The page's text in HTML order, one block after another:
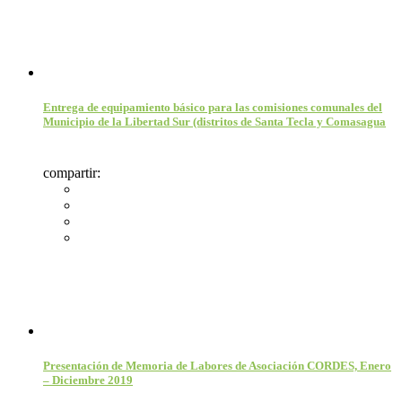
Entrega de equipamiento básico para las comisiones comunales del
Municipio de la Libertad Sur (distritos de Santa Tecla y Comasagua
compartir:
Presentación de Memoria de Labores de Asociación CORDES, Enero
– Diciembre 2019